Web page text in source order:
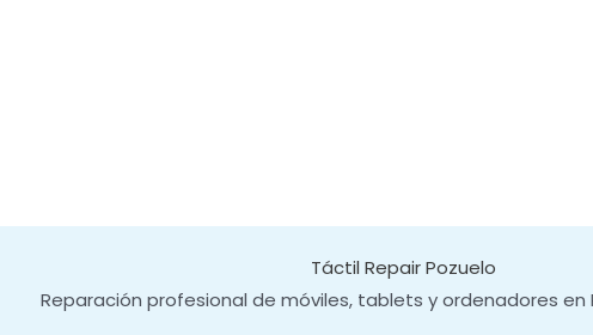
Táctil Repair Pozuelo
Reparación profesional de móviles, tablets y ordenadores en